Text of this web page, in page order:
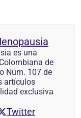
es una
de
Núm. 107 de
artículos
exclusiva
Twitter